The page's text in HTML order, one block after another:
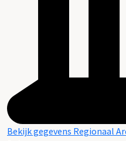
Bekijk gegevens Regionaal